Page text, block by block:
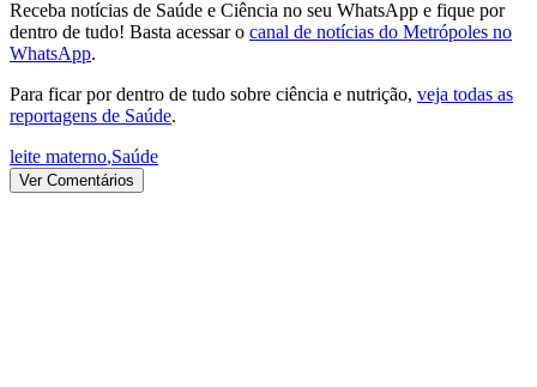
Receba notícias de Saúde e Ciência no seu WhatsApp e fique por
dentro de tudo! Basta acessar o canal de notícias do Metrópoles no
WhatsApp.
Para ficar por dentro de tudo sobre ciência e nutrição, veja todas as
reportagens de Saúde.
leite materno,Saúde
Ver Comentários